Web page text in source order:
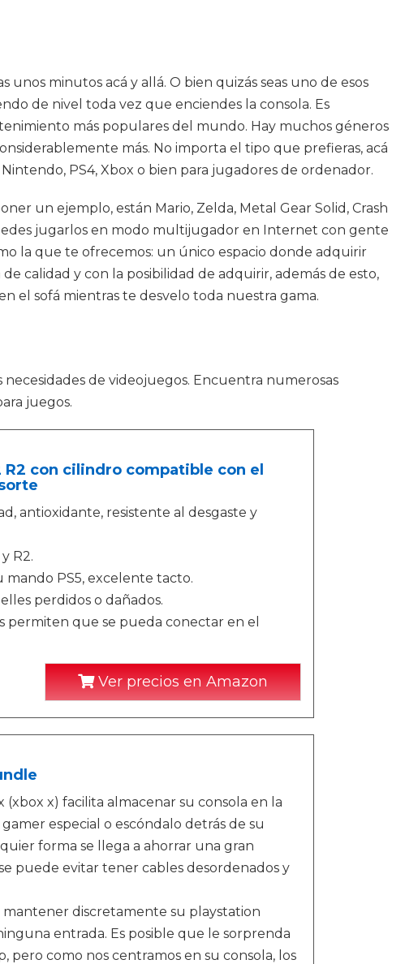
minutos acá y allá. O bien quizás seas uno de esos
de nivel toda vez que enciendes la consola. Es
más populares del mundo. Hay muchos géneros
más. No importa el tipo que prefieras, acá
PS4, Xbox o bien para jugadores de ordenador.
un ejemplo, están Mario, Zelda, Metal Gear Solid, Crash
jugarlos en modo multijugador en Internet con gente
la que te ofrecemos: un único espacio donde adquirir
calidad y con la posibilidad de adquirir, además de esto,
el sofá mientras te desvelo toda nuestra gama.
de videojuegos. Encuentra numerosas
juegos.
con cilindro compatible con el
antioxidante, resistente al desgaste y
R2.
PS5, excelente tacto.
perdidos o dañados.
permiten que se pueda conectar en el
Ver precios en Amazon
x) facilita almacenar su consola en la
especial o escóndalo detrás de su
forma se llega a ahorrar una gran
puede evitar tener cables desordenados y
discretamente su playstation
entrada. Es posible que le sorprenda
como nos centramos en su consola, los